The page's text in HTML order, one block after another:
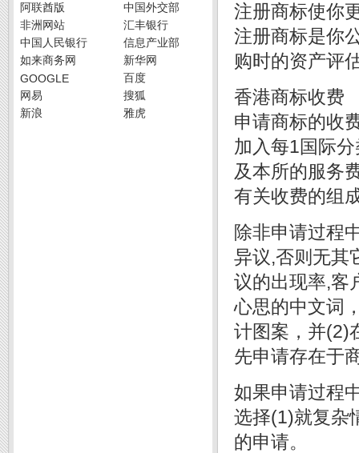
阿联酋版
中国外交部
非洲网站
汇丰银行
中国人民银行
信息产业部
如来商务网
新华网
GOOGLE
百度
网易
搜狐
新浪
雅虎
注册商标使你
注册商标是你
购时的资产评
香港商标收费
申请商标的收
加入每1国际
及本所的服务
有关收费的组
除非申请过程
异议,否则无其
议的出现率,客
心思的中文词
计图案，并(2)
先申请存在于
如果申请过程
选择(1)就复杂
的申请。